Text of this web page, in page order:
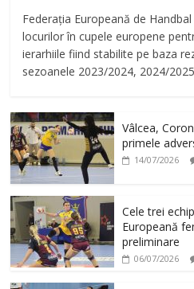
Federația Europeană de
locurilor în cupele europene
ierarhiile fiind stabilite pe baza
sezoanele 2023/2024, 2024/
Vâlcea,
primele
14/07/2026
Cele trei
Europeană
preliminare
06/07/2026